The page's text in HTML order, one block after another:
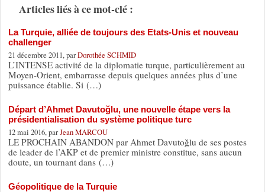
Articles liés à ce mot-clé :
La Turquie, alliée de toujours des Etats-Unis et nouveau
challenger
21 décembre 2011, parDorothée SCHMID
L’INTENSE activité de la diplomatie turque, particulièrement au
Moyen-Orient, embarrasse depuis quelques années plus d’une
puissance établie. Si (…)
Départ d’Ahmet Davutoğlu, une nouvelle étape vers la
présidentialisation du système politique turc
12 mai 2016, parJean MARCOU
LE PROCHAIN ABANDON par Ahmet Davutoğlu de ses postes
de leader de l’AKP et de premier ministre constitue, sans aucun
doute, un tournant dans (…)
Géopolitique de la Turquie